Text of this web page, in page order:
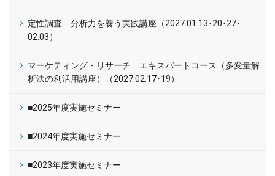
定性調査 分析力を養う実践講座（2027.01.13･20･27･
02.03）
マーケティング・リサーチ エキスパートコース（多変量解
析法の利活用講座）（2027.02.17･19）
■2025年度実施セミナー
■2024年度実施セミナー
■2023年度実施セミナー